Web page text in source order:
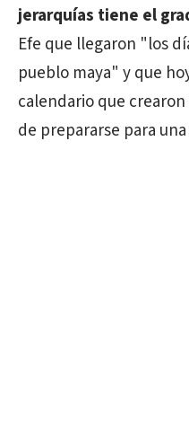
jerarquías tiene el
Efe que llegaron "los
pueblo maya" y que
calendario que
de prepararse para